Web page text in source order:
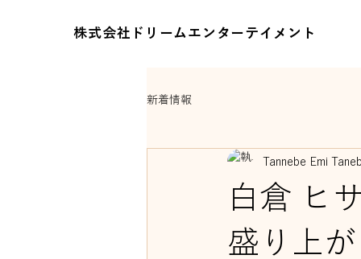
株式会社ドリームエンターテイメント
新着情報
白倉 ヒ
盛り上
Tannebe Emi